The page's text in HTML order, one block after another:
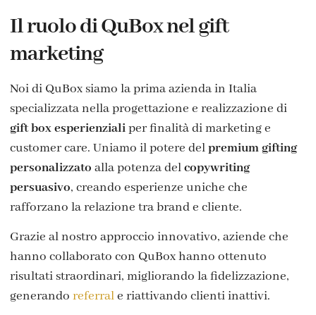
Il ruolo di QuBox nel gift
marketing
Noi di QuBox siamo la prima azienda in Italia
specializzata nella progettazione e realizzazione di
gift box esperienzialiper finalità di marketing e
customer care. Uniamo il potere delpremium gifting
personalizzato alla potenza delcopywriting
persuasivo, creando esperienze uniche che
rafforzano la relazione tra brand e cliente.
Grazie al nostro approccio innovativo, aziende che
hanno collaborato con QuBox hanno ottenuto
risultati straordinari, migliorando la fidelizzazione,
generando referrale riattivando clienti inattivi.